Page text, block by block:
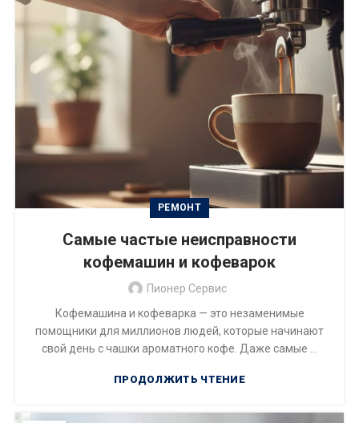
РЕМОНТ
Самые частые неисправности
кофемашин и кофеварок
Пионер Сервис
Кофемашина и кофеварка — это незаменимые
помощники для миллионов людей, которые начинают
свой день с чашки ароматного кофе. Даже самые ...
ПРОДОЛЖИТЬ ЧТЕНИЕ